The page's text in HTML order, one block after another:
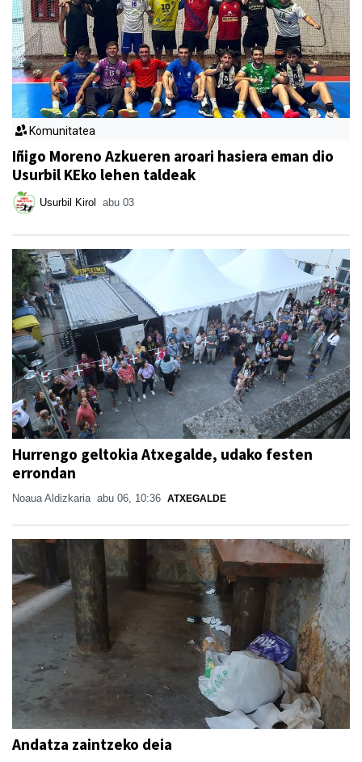
Komunitatea
Iñigo Moreno Azkueren aroari hasiera eman dio
Usurbil KEko lehen taldeak
Usurbil Kirol abu 03
Hurrengo geltokia Atxegalde, udako festen
errondan
Noaua Aldizkaria abu 06, 10:36 ATXEGALDE
Andatza zaintzeko deia